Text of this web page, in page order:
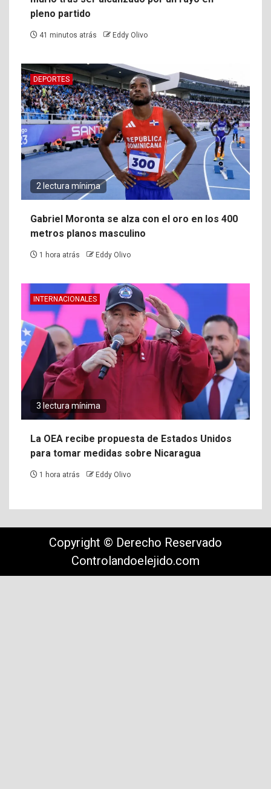
pleno partido
41 minutos atrás Eddy Olivo
DEPORTES
2 lectura mínima
Gabriel Moronta se alza con el oro en los 400
metros planos masculino
1 hora atrás Eddy Olivo
INTERNACIONALES
3 lectura mínima
La OEA recibe propuesta de Estados Unidos
para tomar medidas sobre Nicaragua
1 hora atrás Eddy Olivo
Copyright © Derecho Reservado
Controlandoelejido.com